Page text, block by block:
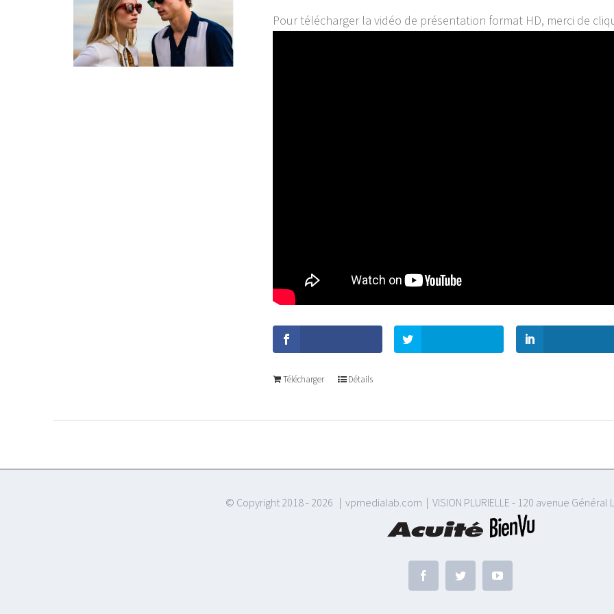
Pour télécharger la vidéo de présentation format HD, merci de
Télécharger Détails
© Copyright 2018 - 2026 | vpmedialab.com | VISION PLURIELLE - 120 avenue Général
FacebookTwitter YouTube